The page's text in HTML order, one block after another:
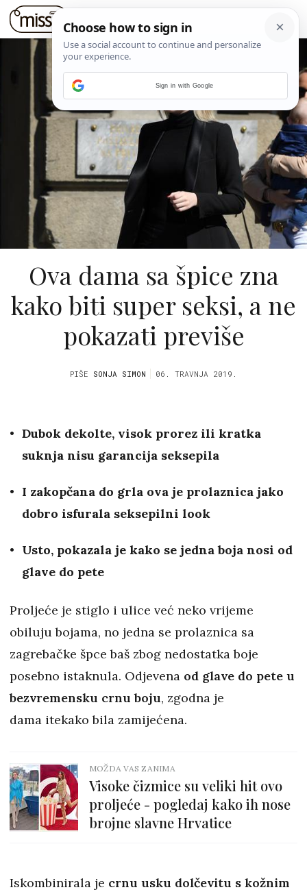
Ova dama sa špice zna
kako biti super seksi, a ne
pokazati previše
PIŠE SONJA SIMON 06. TRAVNJA 2019.
Dubok dekolte, visok prorez ili kratka
suknja nisu garancija seksepila
I zakopčana do grla ova je prolaznica jako
dobro isfurala seksepilni look
Usto, pokazala je kako se jedna boja nosi od
glave do pete
Proljeće je stiglo i ulice već neko vrijeme
obiluju bojama, no jedna se prolaznica sa
zagrebačke špce baš zbog nedostatka boje
posebno istaknula. Odjevena od glave do pete u
bezvremensku crnu boju, zgodna je
dama itekako bila zamijećena.
MOŽDA VAS ZANIMA
Visoke čizmice su veliki hit ovo
proljeće - pogledaj kako ih nose
brojne slavne Hrvatice
Iskombinirala je crnu usku dolčevitu s kožnim
Sign in with Google